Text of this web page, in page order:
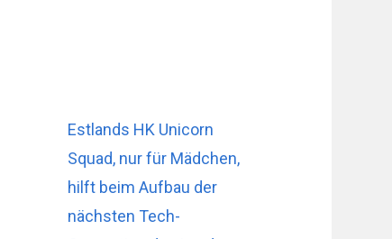
Estlands HK Unicorn
Squad, nur für Mädchen,
hilft beim Aufbau der
nächsten Tech-